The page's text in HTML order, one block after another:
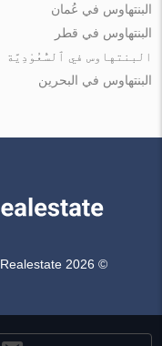
البنتهاوس في عُمان
البنتهاوس في قطر
البنتهاوس في ٱلسُّعُوْدِيَّة
البنتهاوس في البحرين
© Middle-East Realestate 2026. كل الحقوق محفوظة!